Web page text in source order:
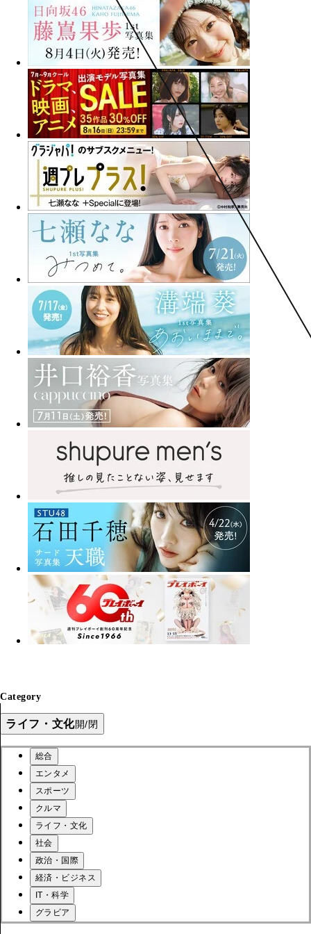
Category
ライフ・文化開/閉
総合
エンタメ
スポーツ
クルマ
ライフ・文化
社会
政治・国際
経済・ビジネス
IT・科学
グラビア